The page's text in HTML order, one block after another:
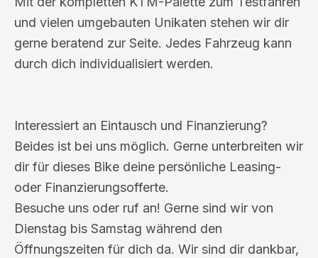
und vielen umgebauten Unikaten stehen wir dir
gerne beratend zur Seite. Jedes Fahrzeug kann
durch dich individualisiert werden.
Interessiert an Eintausch und Finanzierung?
Beides ist bei uns möglich. Gerne unterbreiten wir
dir für dieses Bike deine persönliche Leasing-
oder Finanzierungsofferte.
Besuche uns oder ruf an! Gerne sind wir von
Dienstag bis Samstag während den
Öffnungszeiten für dich da. Wir sind dir dankbar,